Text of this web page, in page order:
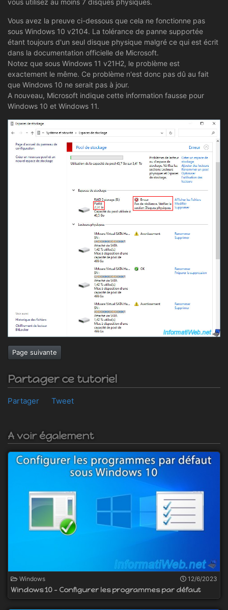
Vous avez la preuve ci-dessous que cela ne fonctionne pas
sous Windows 10 v2104. La tolérance de panne supportée
étant toujours d'un seul disque physique malgré ce qui est écrit
dans la documentation officielle de Microsoft.
Notez que sous Windows 11 v21H2, le problème est
exactement le même. Ce problème n'est donc pas dû au fait
que Windows 10 ne serait pas à jour.
A nouveau, Microsoft indique cette information fausse pour
Windows 10 et Windows 11.
Page suivante
Partager ce tutoriel
Partager Tweet
A voir également
Windows 12/6/2023
Windows 10 - Configurer les programmes par défaut